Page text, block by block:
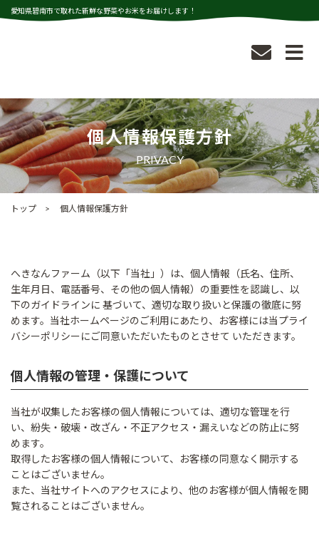
愛知県碧南市で取れた新鮮な野菜やお米をお届けします！
個人情報保護方針
PRIVACY
トップ 個人情報保護方針
へきなんファーム（以下「当社」）は、個人情報（氏名、住所、
生年月日、電話番号、その他の個人情報）の重要性を認識し、以
下のガイドラインに 基づいて、適切な取り扱いと保護の徹底に努
めます。当社ホームページのご利用にあたり、お客様には当プライ
バシーポリシーにご同意いただいたものとさせて いただきます。
個人情報の管理・保護について
当社が収集したお客様の個人情報については、適切な管理を行
い、紛失・破壊・改ざん・不正アクセス・漏えいなどの防止に努
めます。
取得したお客様の個人情報について、お客様の同意なく開示する
ことはございません。
また、当社サイトへのアクセスにより、他のお客様が個人情報を閲
覧されることはございません。